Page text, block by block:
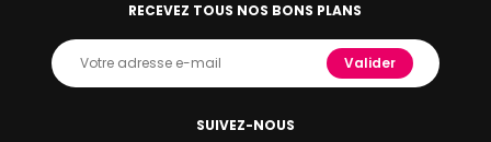
SUIVEZ-NOUS
RECEVEZ TOUS NOS BONS PLANS
Valider